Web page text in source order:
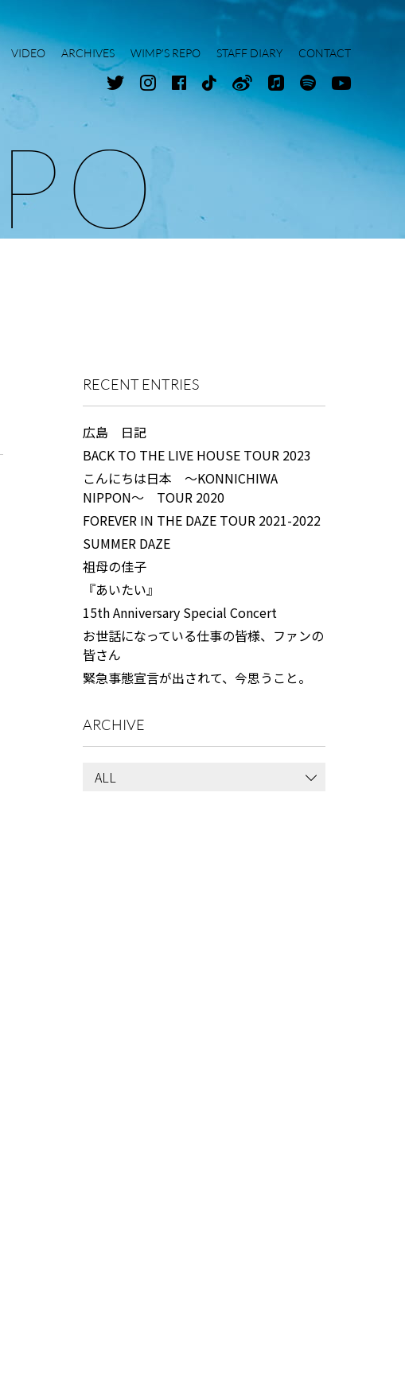
VIDEO ARCHIVES WIMP'S REPO STAFF DIARY CONTACT
PO
RECENT ENTRIES
広島 日記
BACK TO THE LIVE HOUSE TOUR 2023
こんにちは日本 ～KONNICHIWA
NIPPON～ TOUR 2020
FOREVER IN THE DAZE TOUR 2021-2022
SUMMER DAZE
祖母の佳子
『あいたい』
15th Anniversary Special Concert
お世話になっている仕事の皆様、ファンの
皆さん
緊急事態宣言が出されて、今思うこと。
ARCHIVE
ALL